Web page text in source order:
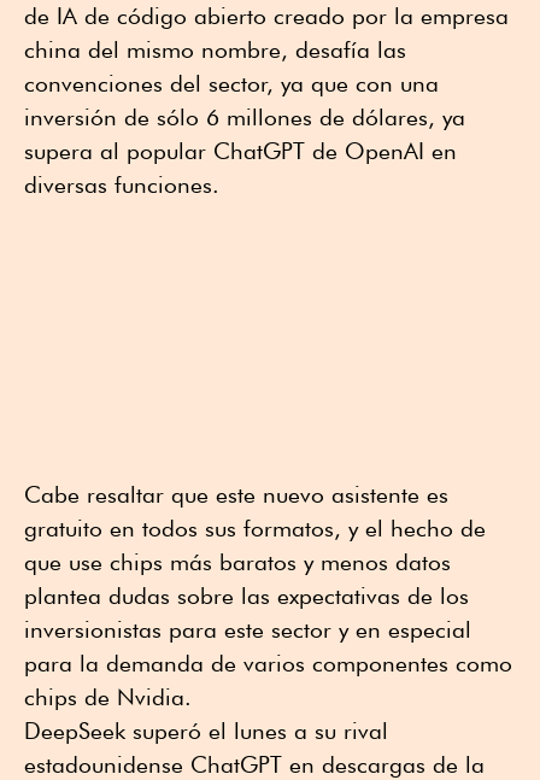
de IA de código abierto creado por la empresa
china del mismo nombre, desafía las
convenciones del sector, ya que con una
inversión de sólo 6 millones de dólares, ya
supera al popular ChatGPT de OpenAI en
diversas funciones.
Cabe resaltar que este nuevo asistente es
gratuito en todos sus formatos, y el hecho de
que use chips más baratos y menos datos
plantea dudas sobre las expectativas de los
inversionistas para este sector y en especial
para la demanda de varios componentes como
chips de Nvidia.
DeepSeek superó el lunes a su rival
estadounidense ChatGPT en descargas de la